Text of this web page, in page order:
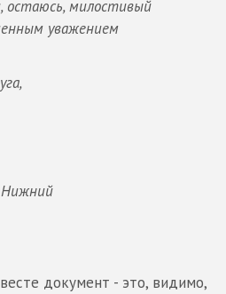
остаюсь, милостивый
уважением
Нижний
документ - это, видимо,